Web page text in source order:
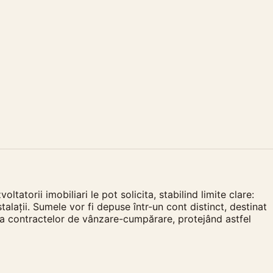
imobiliari le pot solicita, stabilind limite clare:
Sumele vor fi depuse într-un cont distinct, destinat
contractelor de vânzare-cumpărare, protejând astfel